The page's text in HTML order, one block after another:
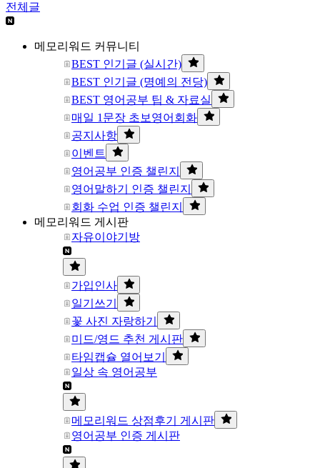
전체글
메모리워드 커뮤니티
BEST 인기글 (실시간)
BEST 인기글 (명예의 전당)
BEST 영어공부 팁 & 자료실
매일 1문장 초보영어회화
공지사항
이벤트
영어공부 인증 챌린지
영어말하기 인증 챌린지
회화 수업 인증 챌린지
메모리워드 게시판
자유이야기방
가입인사
일기쓰기
꽃 사진 자랑하기
미드/영드 추천 게시판
타임캡슐 열어보기
일상 속 영어공부
메모리워드 상점후기 게시판
영어공부 인증 게시판